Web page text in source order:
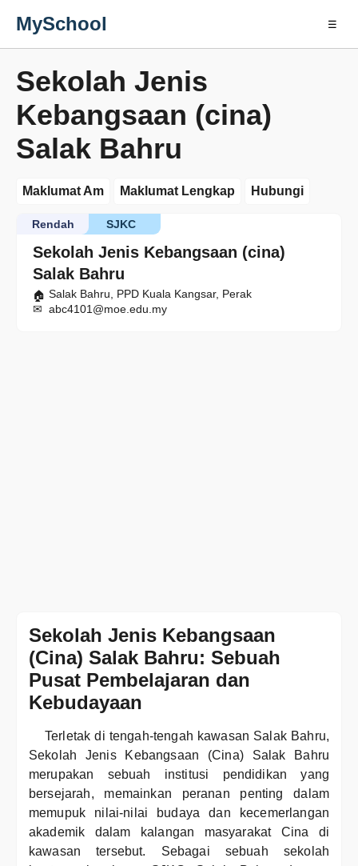
MySchool ☰
Sekolah Jenis
Kebangsaan (cina)
Salak Bahru
Maklumat Am Maklumat Lengkap Hubungi
Sekolah Jenis Kebangsaan (cina)
Salak Bahru
SJKC
Rendah
Salak Bahru, PPD Kuala Kangsar, Perak
abc4101@moe.edu.my
Sekolah Jenis Kebangsaan
(Cina) Salak Bahru: Sebuah
Pusat Pembelajaran dan
Kebudayaan
Terletak di tengah-tengah kawasan Salak Bahru,
Sekolah Jenis Kebangsaan (Cina) Salak Bahru
merupakan sebuah institusi pendidikan yang
bersejarah, memainkan peranan penting dalam
memupuk nilai-nilai budaya dan kecemerlangan
akademik dalam kalangan masyarakat Cina di
kawasan tersebut. Sebagai sebuah sekolah